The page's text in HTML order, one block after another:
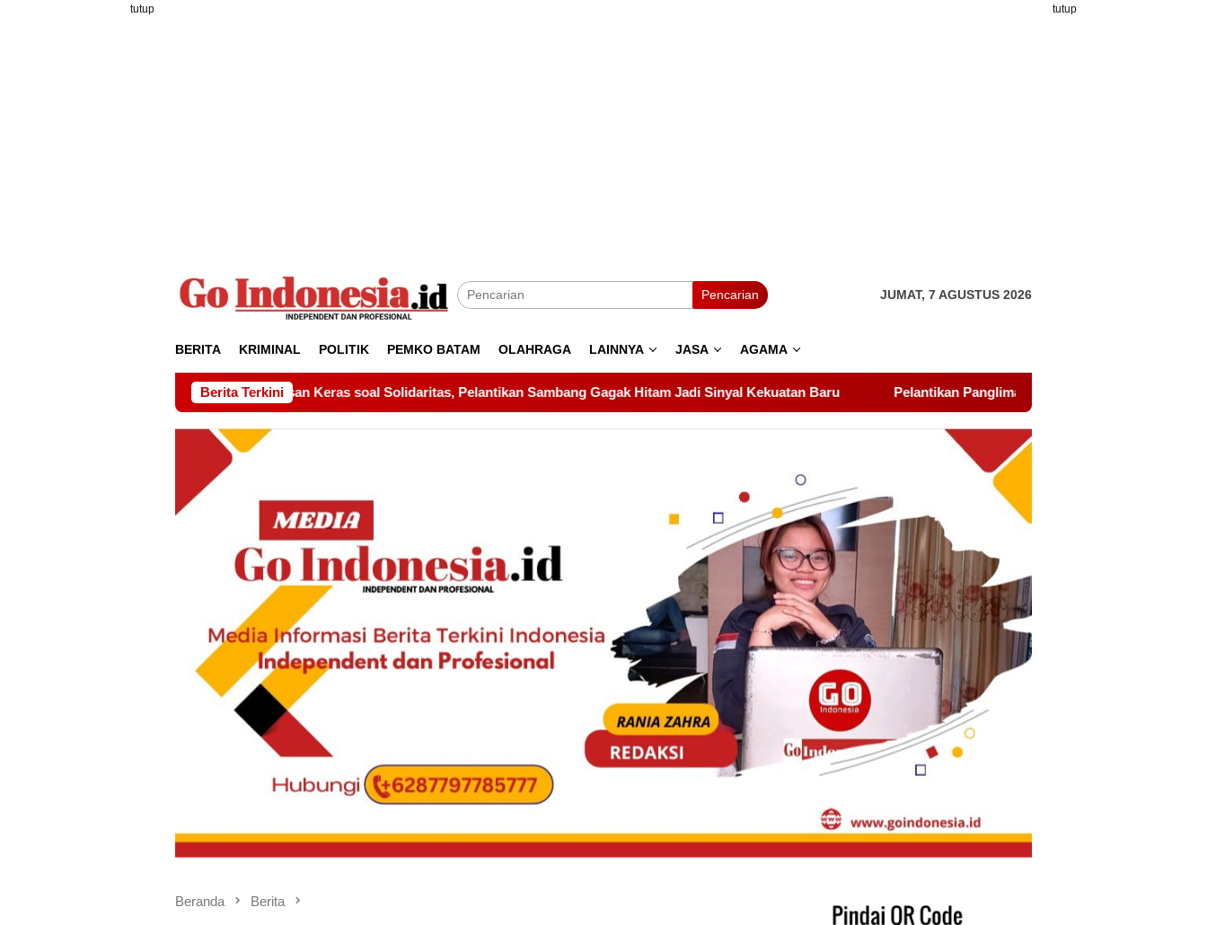
tutup tutup
Pencarian JUMAT, 7 AGUSTUS 2026
BERITA KRIMINAL POLITIK PEMKO BATAM OLAHRAGA LAINNYA JASA AGAMA
Berita Terkini
Kirim Pesan Keras soal Solidaritas, Pelantikan Sambang Gagak Hitam Jadi Sinyal Kekuatan Baru Pelantikan Panglima Sambang Gagak Hitam Kota Batam Dihadiri Udin Pelor dan
Beranda Berita